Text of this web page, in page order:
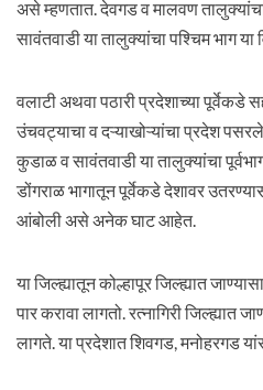
असे म्हणतात. देवगड व मालवण
सावंतवाडी या तालुक्यांचा पश्चिम भाग या
वलाटी अथवा पठारी प्रदेशाच्या पूर्वेकडे
उंचवट्याचा व दऱ्याखोऱ्यांचा प्रदेश
कुडाळ व सावंतवाडी या तालुक्यांचा
डोंगराळ भागातून पूर्वेकडे देशावर
आंबोली असे अनेक घाट आहेत.
या जिल्ह्यातून कोल्हापूर जिल्ह्यात
पार करावा लागतो. रत्नागिरी जिल्ह्यात
लागते. या प्रदेशात शिवगड, मनोहरगड